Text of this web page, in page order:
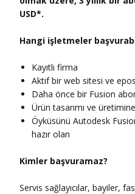
USD*.
Hangi işletmeler
Kayıtlı firma
Aktif bir web sitesi ve
Daha önce bir Fusion
Ürün tasarımı ve
Öyküsünü Autodesk
hazır olan
Kimler başvuramaz?
Servis sağlayıcılar, bayiler,